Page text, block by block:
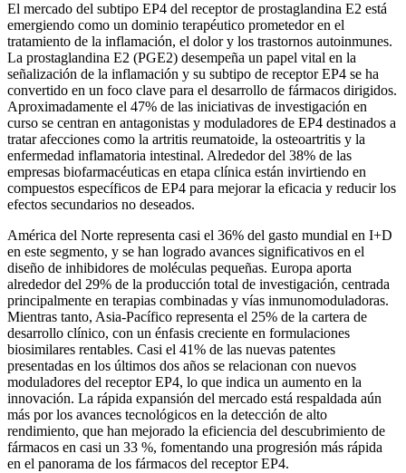
El mercado del subtipo EP4 del receptor de prostaglandina E2 está
emergiendo como un dominio terapéutico prometedor en el
tratamiento de la inflamación, el dolor y los trastornos autoinmunes.
La prostaglandina E2 (PGE2) desempeña un papel vital en la
señalización de la inflamación y su subtipo de receptor EP4 se ha
convertido en un foco clave para el desarrollo de fármacos dirigidos.
Aproximadamente el 47% de las iniciativas de investigación en
curso se centran en antagonistas y moduladores de EP4 destinados a
tratar afecciones como la artritis reumatoide, la osteoartritis y la
enfermedad inflamatoria intestinal. Alrededor del 38% de las
empresas biofarmacéuticas en etapa clínica están invirtiendo en
compuestos específicos de EP4 para mejorar la eficacia y reducir los
efectos secundarios no deseados.
América del Norte representa casi el 36% del gasto mundial en I+D
en este segmento, y se han logrado avances significativos en el
diseño de inhibidores de moléculas pequeñas. Europa aporta
alrededor del 29% de la producción total de investigación, centrada
principalmente en terapias combinadas y vías inmunomoduladoras.
Mientras tanto, Asia-Pacífico representa el 25% de la cartera de
desarrollo clínico, con un énfasis creciente en formulaciones
biosimilares rentables. Casi el 41% de las nuevas patentes
presentadas en los últimos dos años se relacionan con nuevos
moduladores del receptor EP4, lo que indica un aumento en la
innovación. La rápida expansión del mercado está respaldada aún
más por los avances tecnológicos en la detección de alto
rendimiento, que han mejorado la eficiencia del descubrimiento de
fármacos en casi un 33 %, fomentando una progresión más rápida
en el panorama de los fármacos del receptor EP4.